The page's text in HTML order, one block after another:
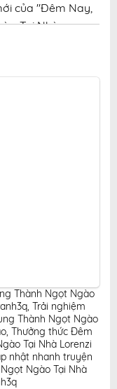
của "Đêm Nay,
Tại Nhà
nét, bản dịch
đến trải nghiệm
miễn phí cho
Thành Ngọt Ngào
, Trải nghiệm
Thành Ngọt Ngào
, Thưởng thức Đêm
Tại Nhà Lorenzi
nhật nhanh truyện
Ngào Tại Nhà